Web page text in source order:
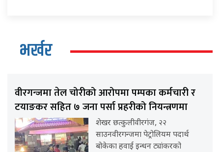
भर्खर
वीरगन्जमा तेल चोरीको आरोपमा पम्पका कर्मचारी र
टयाङकर सहित ७ जना पर्सा प्रहरीको नियन्त्रणमा
शेखर छत्कुलीवीरगंज, २२
साउनवीरगन्जमा पेट्रोलियम पदार्थ
बोकेका हवाई इन्धन ट्यांकरको